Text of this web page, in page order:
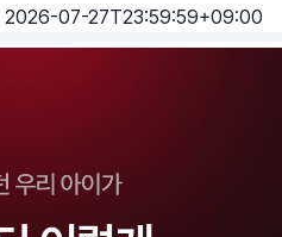
2026-07-27T23:59:59+09:00